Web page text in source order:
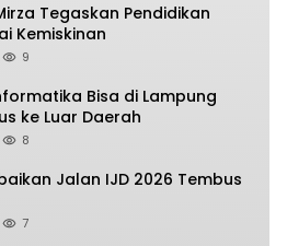
Tegaskan Pendidikan
Kemiskinan
9
Bisa di Lampung
ke Luar Daerah
8
Jalan IJD 2026 Tembus
7